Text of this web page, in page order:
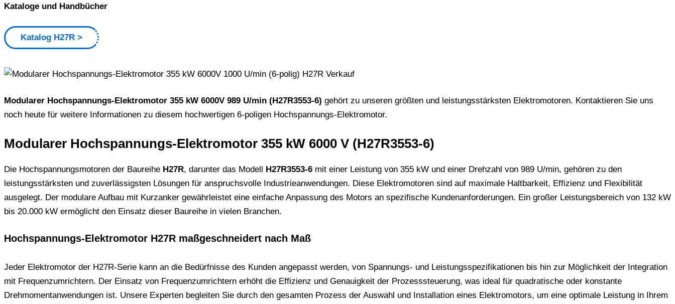
Kataloge und Handbücher
Katalog H27R
Modularer Hochspannungs-Elektromotor 355 kW 6000V 989 U/min (H27R3553-6) gehört zu unseren größten und leistungsstärksten Elektromotoren. Kontaktieren Sie uns
noch heute für weitere Informationen zu diesem hochwertigen 6-poligen Hochspannungs-Elektromotor.
Modularer Hochspannungs-Elektromotor 355 kW 6000 V (H27R3553-6)
Die Hochspannungsmotoren der Baureihe H27R, darunter das Modell H27R3553-6 mit einer Leistung von 355 kW und einer Drehzahl von 989 U/min, gehören zu den
leistungsstärksten und zuverlässigsten Lösungen für anspruchsvolle Industrieanwendungen. Diese Elektromotoren sind auf maximale Haltbarkeit, Effizienz und Flexibilität
ausgelegt. Der modulare Aufbau mit Kurzanker gewährleistet eine einfache Anpassung des Motors an spezifische Kundenanforderungen. Ein großer Leistungsbereich von 132 kW
bis 20.000 kW ermöglicht den Einsatz dieser Baureihe in vielen Branchen.
Hochspannungs-Elektromotor H27R maßgeschneidert nach Maß
Jeder Elektromotor der H27R-Serie kann an die Bedürfnisse des Kunden angepasst werden, von Spannungs- und Leistungsspezifikationen bis hin zur Möglichkeit der Integration
mit Frequenzumrichtern. Der Einsatz von Frequenzumrichtern erhöht die Effizienz und Genauigkeit der Prozesssteuerung, was ideal für quadratische oder konstante
Drehmomentanwendungen ist. Unsere Experten begleiten Sie durch den gesamten Prozess der Auswahl und Installation eines Elektromotors, um eine optimale Leistung in Ihrem